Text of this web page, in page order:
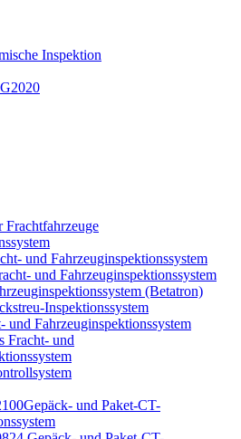
Inspektion
Frachtfahrzeuge
und Fahrzeuginspektionssystem
und Fahrzeuginspektionssystem
(Betatron)
Inspektionssystem
und Fahrzeuginspektionssystem
Fracht- und
und Paket-CT-